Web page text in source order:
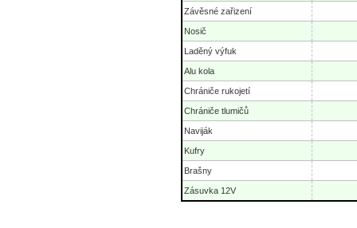
Závěsné zařizení
Nosič
Laděný výfuk
Alu kola
Chrániče rukojetí
Chrániče tlumičů
Naviják
Kufry
Brašny
Zásuvka 12V